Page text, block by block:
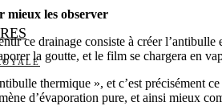
les observer
ce drainage consiste à créer
la goutte, et le film se chargera en
thermique », et c’est précisément
d’évaporation pure, et ainsi mieux